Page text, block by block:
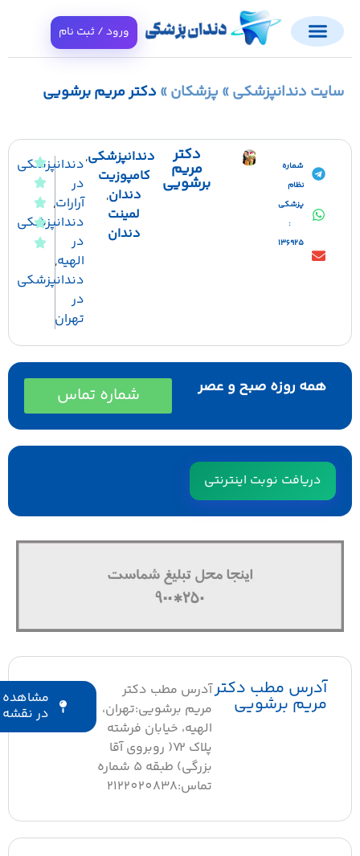
ورود / ثبت نام
دندانپزشکی»پزشکان»دکتر مریم برشویی
شماره
پزشکی
136925
دکتر
مریم
برشویی
دندانپزشکی,
کامپوزیت
دندان,
لمینت
دندان
دندانپزشکی
در
آرارات,
دندانپزشکی
الهیه,
دندانپزشکی
تهران
همه روزه صبح و عصر شماره تماس
دریافت نوبت اینترنتی
آدرس مطب دکتر
مریم برشویی
آدرس مطب دکتر
مریم برشویی:تهران،
الهیه، خیابان فرشته
پلاک ۷۲( روبروی آقا
بزرگی) طبقه 5 شماره
تماس:2122020838
مشاهده
در نقشه